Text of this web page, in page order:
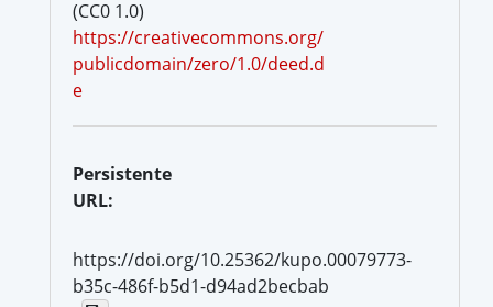
(CC0 1.0)
https://creativecommons.org/
publicdomain/zero/1.0/deed.d
e
Persistente
URL:
https://doi.org/10.25362/kupo.00079773-
b35c-486f-b5d1-d94ad2becbab